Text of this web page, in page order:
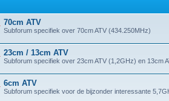
70cm ATV
Subforum specifiek over 70cm ATV (434.250MHz)
23cm / 13cm ATV
Subforum specifiek over 23cm ATV (1,2GHz) en 13cm
6cm ATV
Subforum specifiek voor de bijzonder interessante